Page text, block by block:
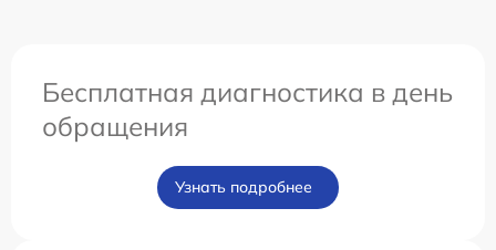
Бесплатная диагностика в день
обращения
Узнать подробнее